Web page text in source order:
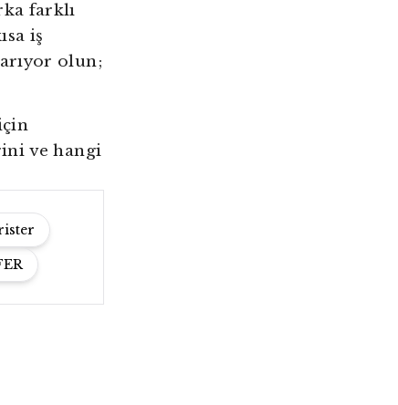
farklı
iş
olun;
ve hangi